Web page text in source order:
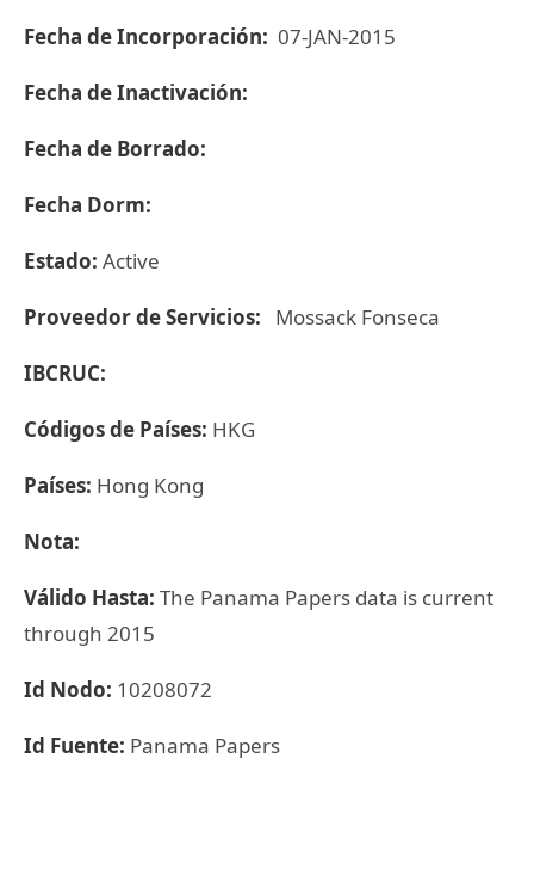
Fecha de Incorporación: 07-JAN-2015
Fecha de Inactivación:
Fecha de Borrado:
Fecha Dorm:
Estado: Active
Proveedor de Servicios: Mossack Fonseca
IBCRUC:
Códigos de Países: HKG
Países: Hong Kong
Nota:
Válido Hasta: The Panama Papers data is current
through 2015
Id Nodo: 10208072
Id Fuente: Panama Papers